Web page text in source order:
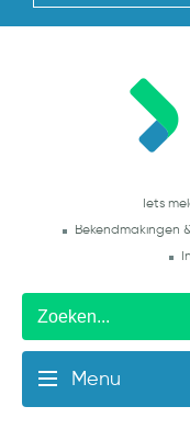
Iets
Bekendmakingen
Menu